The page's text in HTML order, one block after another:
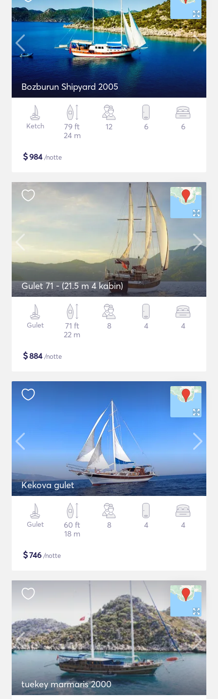
Bozburun Shipyard 2005
Ketch
79 ft
24 m
12 6 6
$984/notte
Gulet 71 - (21.5 m 4 kabin)
Gulet
71 ft
22 m
8 4 4
$884/notte
Kekova gulet
Gulet
60 ft
18 m
8 4 4
$746 /notte
tuekey marmaris 2000